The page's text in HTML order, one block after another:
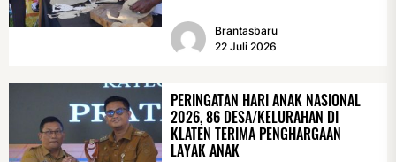
Acara ini digelar...
Brantasbaru
22 Juli 2026
PERINGATAN HARI ANAK NASIONAL
2026, 86 DESA/KELURAHAN DI
KLATEN TERIMA PENGHARGAAN
LAYAK ANAK